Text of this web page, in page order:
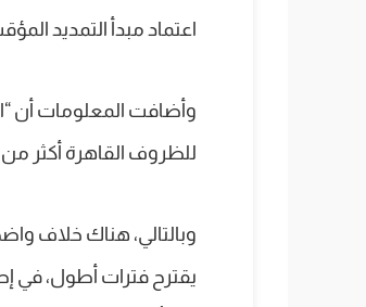
اعتماد مبدأ التمديد
وأضافت المعلومات أن
للظروف القاهرة أكثر من
وبالتالي، هناك خلاف
يقترح فترات أطول، في